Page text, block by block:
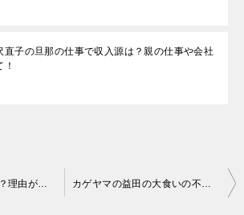
直子の旦那の仕事で収入源は？親の仕事や会社
！
納言の薄幸は痩せた？理由がやばい！子役時代からのスタイルは変わらない？ カゲヤマの益田の大食いの不正炎上の真相とは！結婚をして嫁はいるのか？